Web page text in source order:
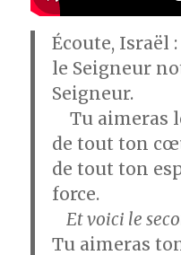
Écoute, Israël :
le Seigneur
Seigneur.
Tu aimeras
de tout ton
de tout ton
force.
Et voici le
Tu aimeras